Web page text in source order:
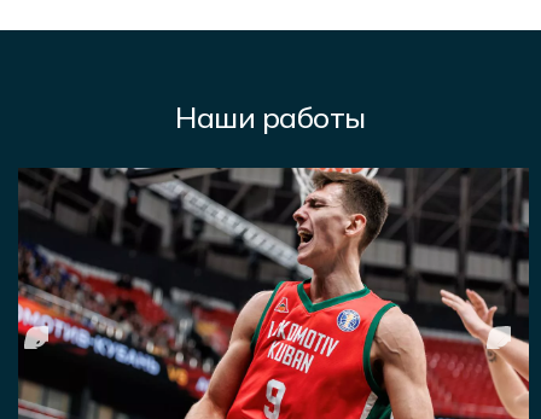
Наши работы